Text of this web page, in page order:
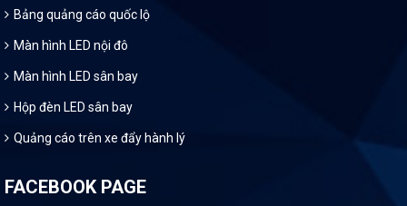
Bảng quảng cáo quốc lộ
Màn hình LED nội đô
Màn hình LED sân bay
Hộp đèn LED sân bay
Quảng cáo trên xe đẩy hành lý
FACEBOOK PAGE